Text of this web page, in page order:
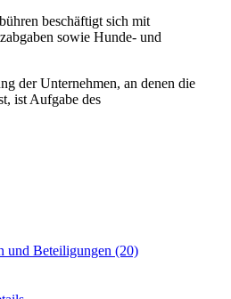
beschäftigt sich mit
sowie Hunde- und
der Unternehmen, an denen die
ist Aufgabe des
und Beteiligungen (20)